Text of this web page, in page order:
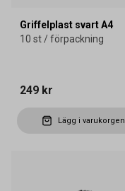
Griffelplast svart A4
10 st / förpackning
249 kr
Lägg i varukorgen